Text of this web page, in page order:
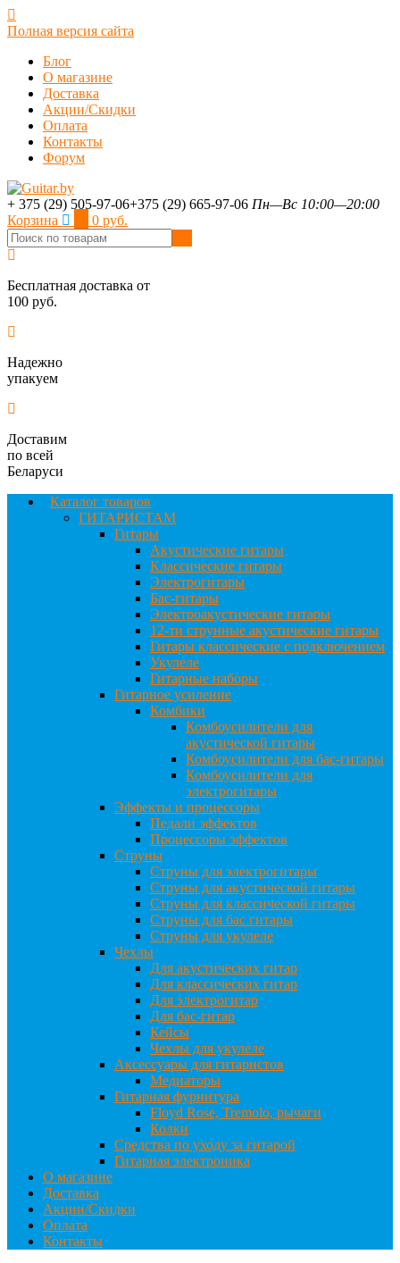
Полная версия сайта
Блог
О магазине
Доставка
Акции/Скидки
Оплата
Контакты
Форум
+ 375 (29) 505-97-06+375 (29) 665-97-06 Пн—Вс 10:00—20:00
Корзина
0 руб.
Бесплатная доставка от
100 руб.
Надежно
упакуем
Доставим
по всей
Беларуси
Каталог товаров
ГИТАРИСТАМ
Гитары
Акустические гитары
Классические гитары
Электрогитары
Бас-гитары
Электроакустические гитары
12-ти струнные акустические гитары
Гитары классические с подключением
Укулеле
Гитарные наборы
Гитарное усиление
Комбики
Комбоусилители для
акустической гитары
Комбоусилители для бас-гитары
Комбоусилители для
электрогитары
Эффекты и процессоры
Педали эффектов
Процессоры эффектов
Струны
Струны для электрогитары
Струны для акустической гитары
Струны для классической гитары
Струны для бас гитары
Струны для укулеле
Чехлы
Для акустических гитар
Для классических гитар
Для электрогитар
Для бас-гитар
Кейсы
Чехлы для укулеле
Аксессуары для гитаристов
Медиаторы
Гитарная фурнитура
Floyd Rose, Tremolo, рычаги
Колки
Средства по уходу за гитарой
Гитарная электроника
О магазине
Доставка
Акции/Скидки
Оплата
Контакты